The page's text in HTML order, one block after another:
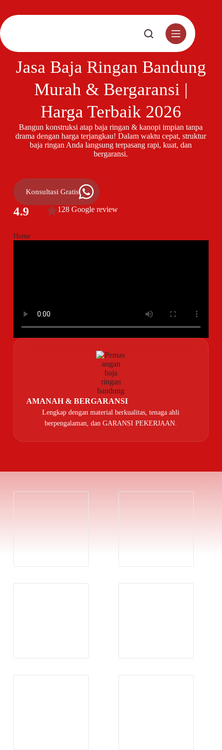
Jasa Baja Ringan Bandung
Murah & Bergaransi |
Harga Terbaik 2026
Bangun konstruksi atap baja ringan & kanopi impian tanpa
drama dengan harga terjangkau! Dalam waktu cepat, struktur
baja ringan Anda langsung terpasang rapi, kuat, dan
bergaransi.
Konsultasi Gratis
4.9 128 Google review
Home
AMANAH & BERGARANSI
Lengkap dengan material berkualitas, tenaga ahli
berpengalaman, dan GARANSI PEKERJAAN.